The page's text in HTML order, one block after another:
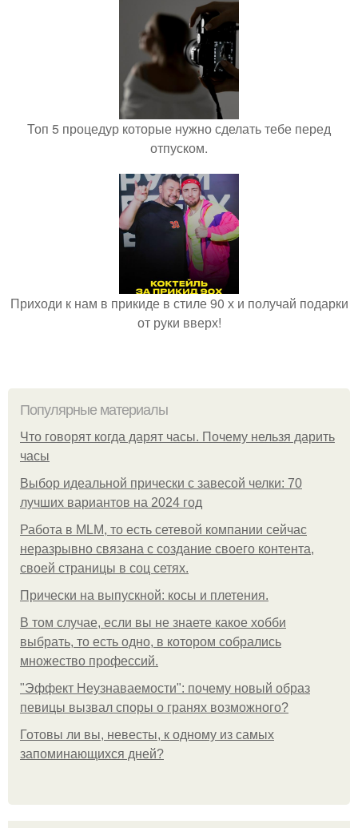
Топ 5 процедур которые нужно сделать тебе перед
отпуском.
Приходи к нам в прикиде в стиле 90 х и получай подарки
от руки вверх!
Популярные материалы
Что говорят когда дарят часы. Почему нельзя дарить
часы
Выбор идеальной прически с завесой челки: 70
лучших вариантов на 2024 год
Работа в MLM, то есть сетевой компании сейчас
неразрывно связана с создание своего контента,
своей страницы в соц сетях.
Прически на выпускной: косы и плетения.
В том случае, если вы не знаете какое хобби
выбрать, то есть одно, в котором собрались
множество профессий.
"Эффект Неузнаваемости": почему новый образ
певицы вызвал споры о гранях возможного?
Готовы ли вы, невесты, к одному из самых
запоминающихся дней?